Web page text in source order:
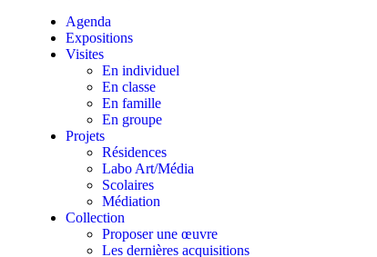
Agenda
Expositions
Visites
En individuel
En classe
En famille
En groupe
Projets
Résidences
Labo Art/Média
Scolaires
Médiation
Collection
Proposer une œuvre
Les dernières acquisitions